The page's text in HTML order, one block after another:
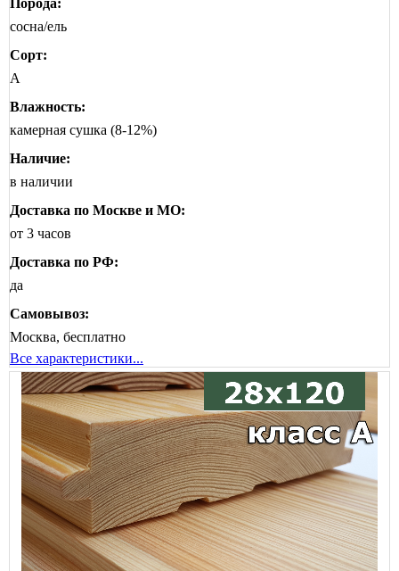
Порода:
сосна/ель
Сорт:
А
Влажность:
камерная сушка (8-12%)
Наличие:
в наличии
Доставка по Москве и МО:
от 3 часов
Доставка по РФ:
да
Самовывоз:
Москва, бесплатно
Все характеристики...